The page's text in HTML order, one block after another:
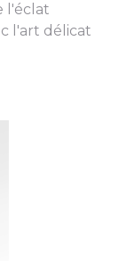
l'éclat
l'art délicat